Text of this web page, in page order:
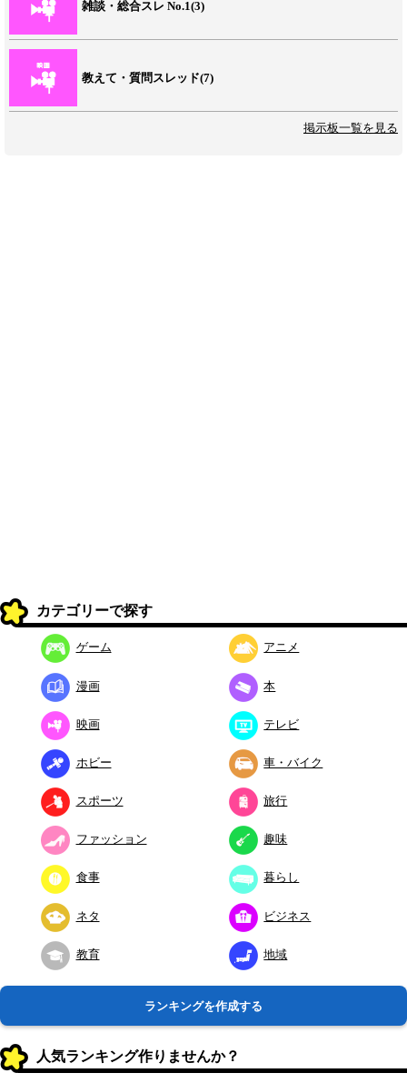
雑談・総合スレ No.1(3)
教えて・質問スレッド(7)
掲示板一覧を見る
カテゴリーで探す
ゲーム アニメ
漫画 本
映画 テレビ
ホビー 車・バイク
スポーツ 旅行
ファッション 趣味
食事 暮らし
ネタ ビジネス
教育 地域
ランキングを作成する
人気ランキング作りませんか？